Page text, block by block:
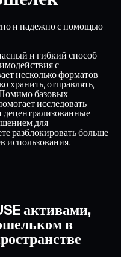
и надежно с помощью
и гибкий способ
с
несколько форматов
хранить, отправлять,
базовых
исследовать
для
разблокировать больше
использования.
активами,
в